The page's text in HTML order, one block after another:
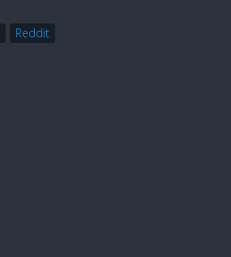
Reddit